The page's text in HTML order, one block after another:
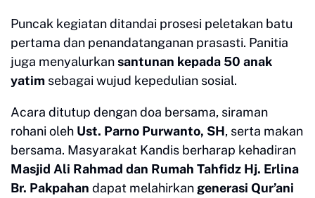
Puncak kegiatan ditandai prosesi peletakan batu
pertama dan penandatanganan prasasti. Panitia
juga menyalurkansantunan kepada 50 anak
yatim sebagai wujud kepedulian sosial.
Acara ditutup dengan doa bersama, siraman
rohani oleh Ust. Parno Purwanto, SH, serta makan
bersama. Masyarakat Kandis berharap kehadiran
Masjid Ali Rahmad dan Rumah Tahfidz Hj. Erlina
Br. Pakpahan dapat melahirkan generasi Qur’ani